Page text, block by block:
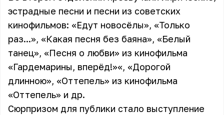
эстрадные песни и песни из советских
кинофильмов: «Едут новосёлы», «Только
раз...», «Какая песня без баяна», «Белый
танец», «Песня о любви» из кинофильма
«Гардемарины, вперёд!»«, «Дорогой
длинною», «Оттепель» из кинофильма
«Оттепель» и др.
Сюрпризом для публики стало выступление